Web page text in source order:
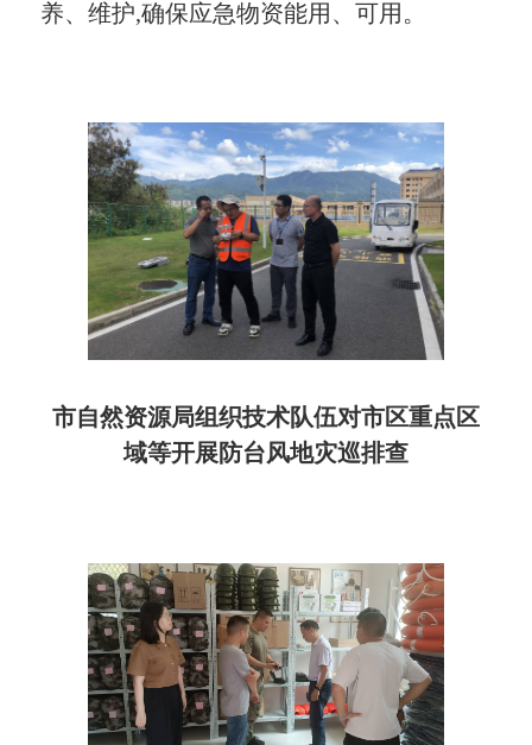
养、维护,确保应急物资能用、可用。
市自然资源局组织技术队伍对市区重点区
域等开展防台风地灾巡排查